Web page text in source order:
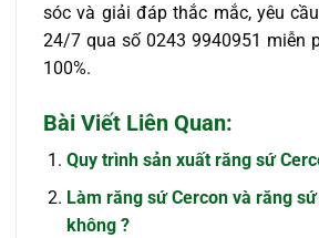
sóc và giải đáp thắc mắc, yêu
24/7 qua số 0243 9940951 miễn
100%.
Bài Viết Liên Quan:
Quy trình sản xuất răng sứ
Làm răng sứ Cercon và răng
không ?